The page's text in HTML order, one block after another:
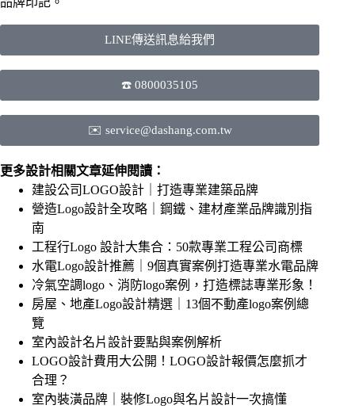
LINE傳送訊息給我們
☎️ 0800035105
✉️ service@dashang.com.tw
更多設計相關文章延伸閱讀：
建設公司LOGO設計｜打造專業建築品牌
營造Logo設計全攻略｜鋼鐵、建材產業品牌識別指
南
工程行Logo 設計大集合：50款專業工程公司商標
水電Logo設計推薦｜9個真實案例打造專業水電品牌
冷氣空調logo、消防logo案例，打造標誌專業形象！
房屋、地產Logo設計精選｜13個不動產logo案例總
覽
室內設計名片設計要點與案例解析
LOGO設計費用大公開！LOGO設計報價怎麼抓才
合理？
室內裝潢品牌｜裝修Logo與名片設計一次搞懂